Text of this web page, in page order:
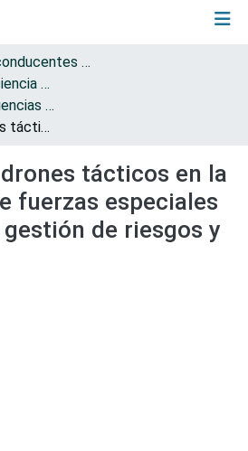
(current)
🎓 Trabajos conducentes a grados y títulos
✅ Trabajo de Suficiencia Profesional
📗 Licenciado en Ciencias Militares con Mención en Administración
El empleo de drones tácticos en la 1ra brigada de fuerzas especiales en apoyo a la gestión de riesgos y desastres
tácticos en la
fuerzas especiales
de riesgos y